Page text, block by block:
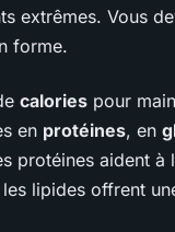
extrêmes. Vous
forme.
calories pour
en protéines, en
protéines aident à
lipides offrent